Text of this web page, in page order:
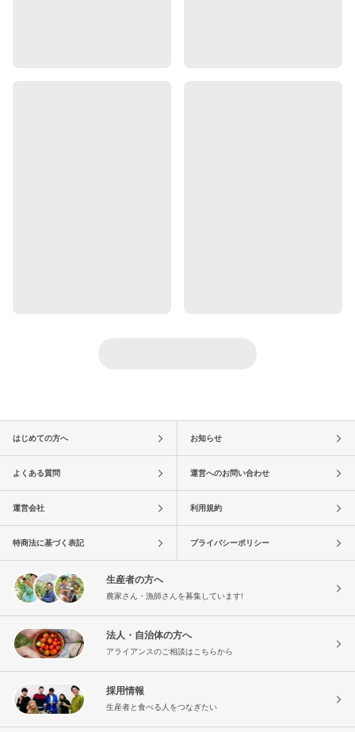
はじめての方へ お知らせ
よくある質問 運営へのお問い合わせ
運営会社 利用規約
特商法に基づく表記 プライバシーポリシー
生産者の方へ
農家さん・漁師さんを募集しています!
法人・自治体の方へ
アライアンスのご相談はこちらから
採用情報
生産者と食べる人をつなぎたい